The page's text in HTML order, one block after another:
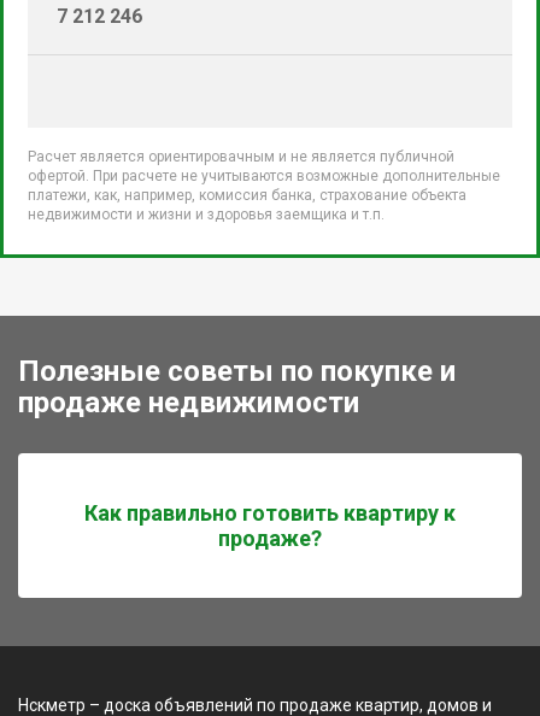
7 212 246
Расчет является ориентировачным и не является публичной
офертой. При расчете не учитываются возможные дополнительные
платежи, как, например, комиссия банка, страхование объекта
недвижимости и жизни и здоровья заемщика и т.п.
Полезные советы по покупке и
продаже недвижимости
Как правильно готовить квартиру к
продаже?
Нскметр – доска объявлений по продаже квартир, домов и